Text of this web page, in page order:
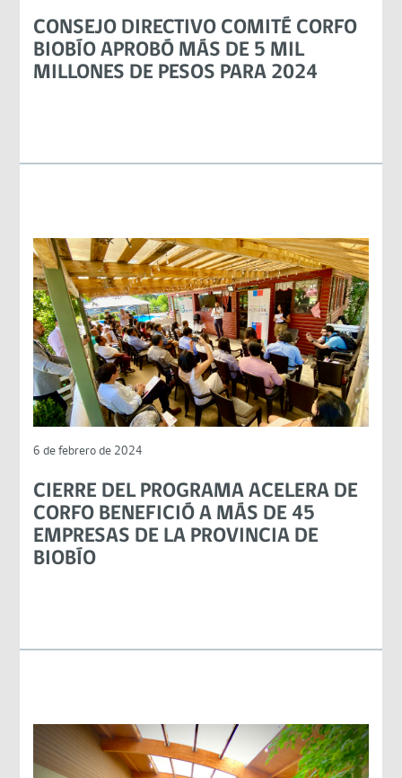
CONSEJO DIRECTIVO COMITÉ CORFO
BIOBÍO APROBÓ MÁS DE 5 MIL
MILLONES DE PESOS PARA 2024
6 de febrero de 2024
CIERRE DEL PROGRAMA ACELERA DE
CORFO BENEFICIÓ A MÁS DE 45
EMPRESAS DE LA PROVINCIA DE
BIOBÍO